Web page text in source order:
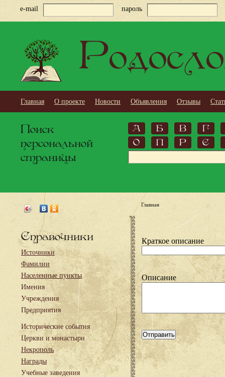
e-mail пароль
Главная О проекте Новости Объявления Отзывы
Поиск
персональной
страницы
А Б В
Г
О
П Р С
Справочники
Источники
Фамилии
Населенные пункты
Имения
Учреждения
Предприятия
Исторические события
Церкви и монастыри
Некрополь
Награды
Учебные заведения
Главная
Краткое описание
Описание